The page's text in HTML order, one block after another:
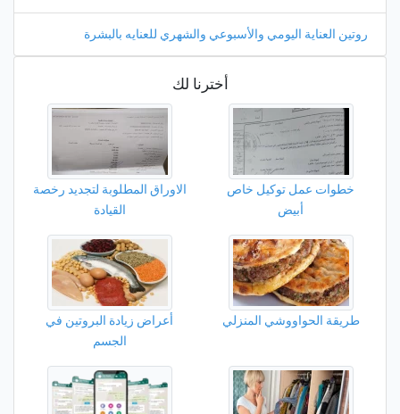
روتين العناية اليومي والأسبوعي والشهري للعنايه بالبشرة
أخترنا لك
خطوات عمل توكيل خاص
أبيض
الاوراق المطلوبة لتجديد رخصة
القيادة
طريقة الحواووشي المنزلي
أعراض زيادة البروتين في
الجسم